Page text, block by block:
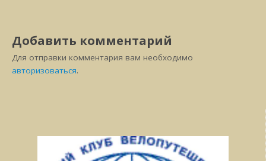
Добавить комментарий
Для отправки комментария вам необходимо
авторизоваться.